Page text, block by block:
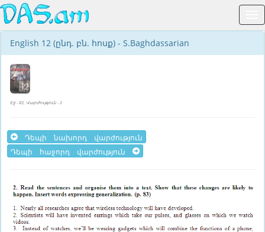
English 12 (ընդ. բն. հոսք) - S.Baghdassarian
Էջ - 83, Վարժություն - 2
Դեպի նախորդ վարժություն
Դեպի հաջորդ վարժություն